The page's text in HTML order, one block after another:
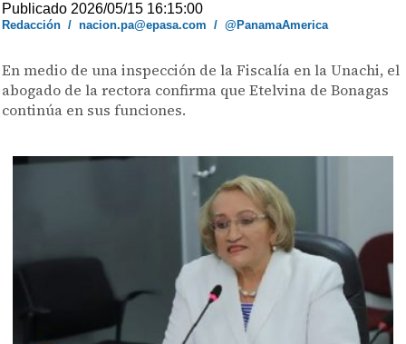
Publicado 2026/05/15 16:15:00
Redacción /nacion.pa@epasa.com /@PanamaAmerica
En medio de una inspección de la Fiscalía en la Unachi, el
abogado de la rectora confirma que Etelvina de Bonagas
continúa en sus funciones.